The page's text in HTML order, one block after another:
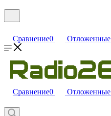
Сравнение0 Отложенные
Сравнение0 Отложенные